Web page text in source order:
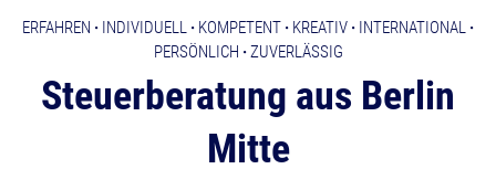
ERFAHREN · INDIVIDUELL · KOMPETENT · KREATIV · INTERNATIONAL ·
PERSÖNLICH ·ZUVERLÄSSIG
Steuerberatung aus Berlin
Mitte